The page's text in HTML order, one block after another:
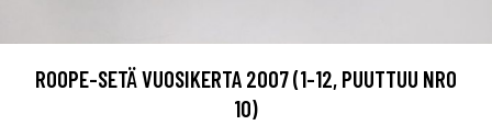
ROOPE-SETÄ VUOSIKERTA 2007 (1-12, PUUTTUU NRO
10)